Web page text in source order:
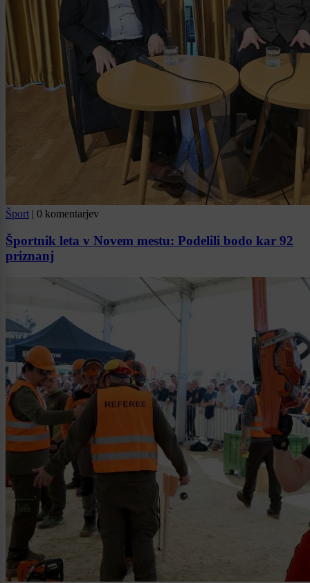
Šport | 0 komentarjev
Športnik leta v Novem mestu: Podelili bodo kar 92
priznanj